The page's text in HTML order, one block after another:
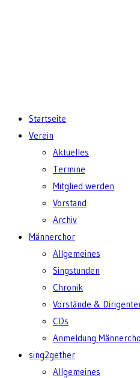
Startseite
Verein
Aktuelles
Termine
Mitglied werden
Vorstand
Archiv
Männerchor
Allgemeines
Singstunden
Chronik
Vorstände &
CDs
Anmeldung
sing2gether
Allgemeines